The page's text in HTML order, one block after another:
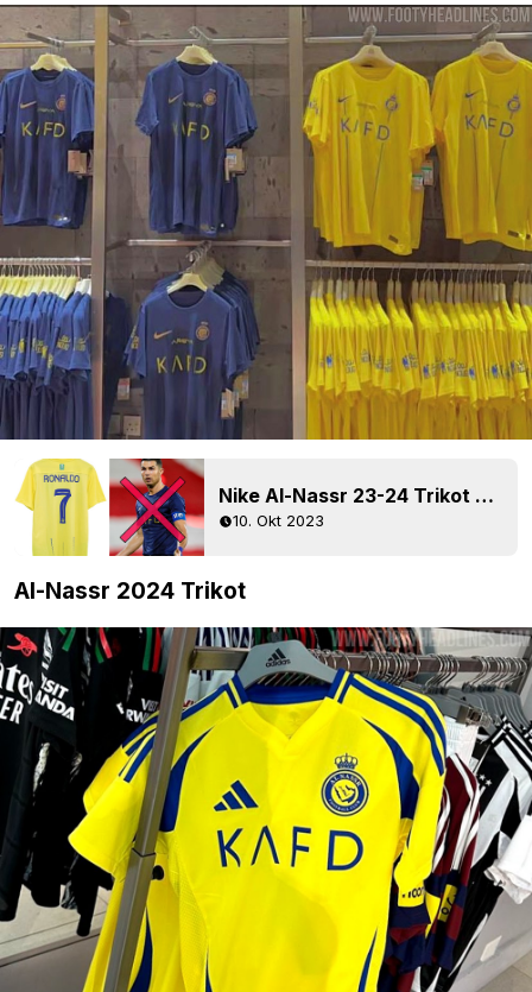
Nike Al-Nassr 23-24 Trikot endlich zu kaufen - aber nur mit Ronaldo-Aufdruck
10. Okt 2023
Al-Nassr 2024 Trikot